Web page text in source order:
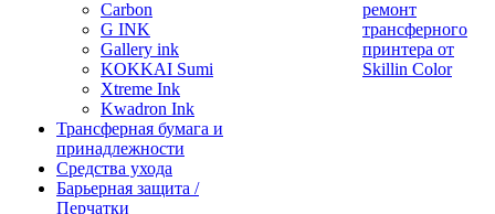
Carbon
G INK
Gallery ink
KOKKAI Sumi
Xtreme Ink
Kwadron Ink
Трансферная бумага и
принадлежности
Средства ухода
Барьерная защита /
Перчатки
ремонт
трансферного
принтера от
Skillin Color